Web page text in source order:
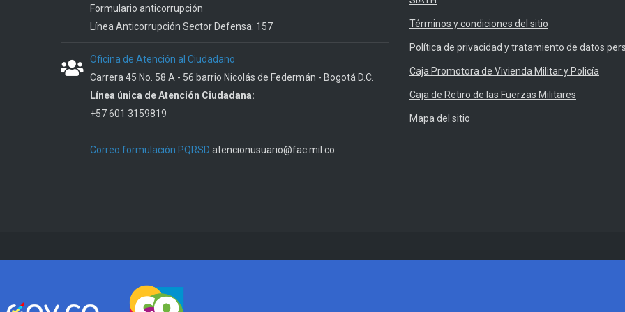
Formulario anticorrupción
Línea Anticorrupción Sector Defensa: 157
Oficina de Atención al Ciudadano
Carrera 45 No. 58 A - 56 barrio Nicolás de Federmán - Bogotá D.C.
Línea única de Atención Ciudadana:
+57 601 3159819
Correo formulación PQRSD:atencionusuario@fac.mil.co
Términos y condiciones del sitio
Política de privacidad y tratamiento de datos
Caja Promotora de Vivienda Militar y Policía
Caja de Retiro de las Fuerzas Militares
Mapa del sitio